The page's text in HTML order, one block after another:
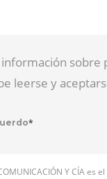
sobre
leerse y
*
Y CÍA es